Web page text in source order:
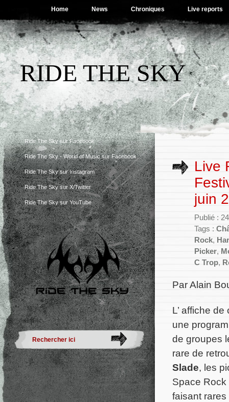
Home News Chroniques Live reports
RIDE THE SKY
Ride The Sky sur Facebook
Ride The Sky - World of Music sur Facebook
Ride The Sky sur Instagram
Ride The Sky sur X/Twitter
Ride The Sky sur YouTube
Live
juin
Publié :
Tags :
Rock,
Picker,
C Trop,
Par Alain
L’ affiche
une
de groupes
rare de
Slade, les
Space
faisant